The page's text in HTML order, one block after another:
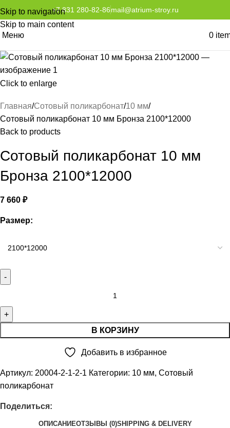
Skip to navigation
Skip to main content
+7 831 280-82-86mail@atrium-stroy.ru
Меню 0
Click to enlarge
Главная Сотовый поликарбонат 10 мм
Сотовый поликарбонат 10 мм Бронза 2100*12000
Back to products
Сотовый поликарбонат 10 мм
Бронза 2100*12000
7 660 ₽
Размер:
В КОРЗИНУ
Добавить в избранное
Артикул: 20004-2-1-2-1 Категории: 10 мм, Сотовый
поликарбонат
Поделиться:
ОПИСАНИЕОТЗЫВЫ (0)SHIPPING & DELIVERY